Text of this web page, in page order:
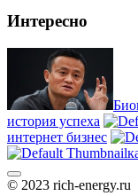
Интересно
история успеха
интернет бизнес
© 2023 rich-energy.ru